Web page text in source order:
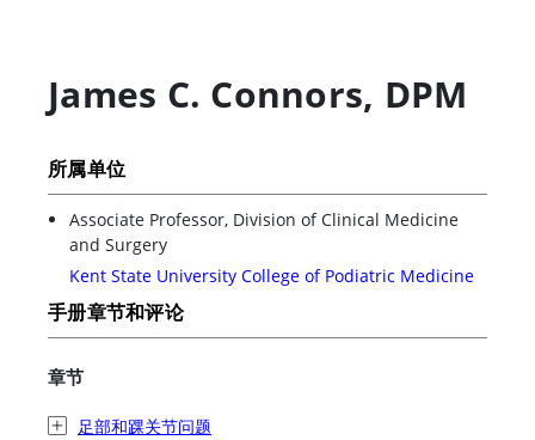
James C. Connors, DPM
所属单位
Associate Professor, Division of Clinical Medicine
and Surgery
Kent State University College of Podiatric Medicine
手册章节和评论
章节
足部和踝关节问题